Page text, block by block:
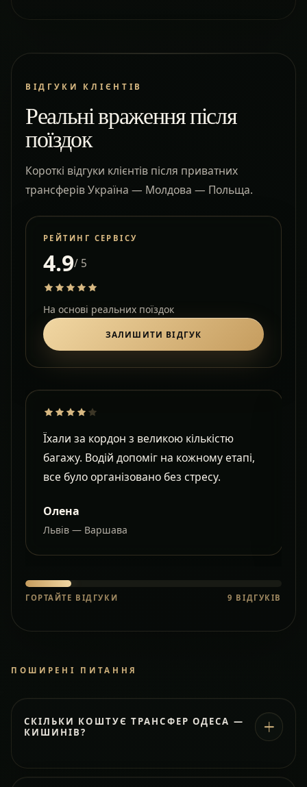
ВІДГУКИ КЛІЄНТІВ
Реальні враження після
поїздок
Короткі відгуки клієнтів після приватних
трансферів Україна — Молдова — Польща.
РЕЙТИНГ СЕРВІСУ
4.9/ 5
На основі реальних поїздок
ЗАЛИШИТИ ВІДГУК
Їхали за кордон з великою кількістю
багажу. Водій допоміг на кожному етапі,
все було організовано без стресу.
Олена
Львів — Варшава
ГОРТАЙТЕ ВІДГУКИ 9 ВІДГУКІВ
ПОШИРЕНІ ПИТАННЯ
СКІЛЬКИ КОШТУЄ ТРАНСФЕР ОДЕСА —
КИШИНІВ?